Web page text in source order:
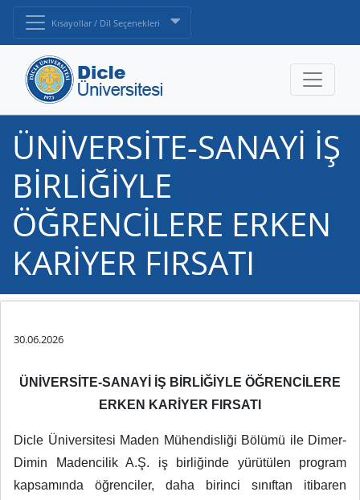
Kısayollar / Dil Seçenekleri
ÜNİVERSİTE-SANAYİ İŞ
BİRLİĞİYLE
ÖĞRENCİLERE ERKEN
KARİYER FIRSATI
30.06.2026
ÜNİVERSİTE-SANAYİ İŞ BİRLİĞİYLE ÖĞRENCİLERE
ERKEN KARİYER FIRSATI
Dicle Üniversitesi Maden Mühendisliği Bölümü ile Dimer-
Dimin Madencilik A.Ş. iş birliğinde yürütülen program
kapsamında öğrenciler, daha birinci sınıftan itibaren